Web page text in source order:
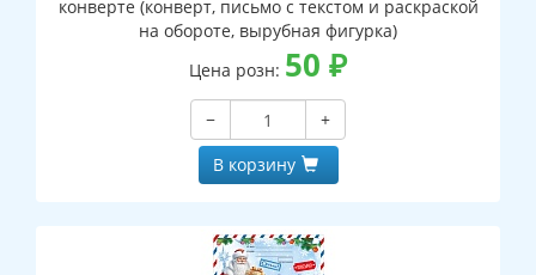
конверте (конверт, письмо с текстом и раскраской
на обороте, вырубная фигурка)
Цена розн: 50 ₽
−
+
В корзину